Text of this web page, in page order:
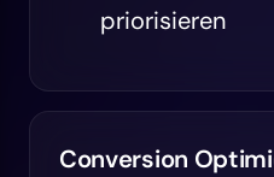
priorisieren
Conversion